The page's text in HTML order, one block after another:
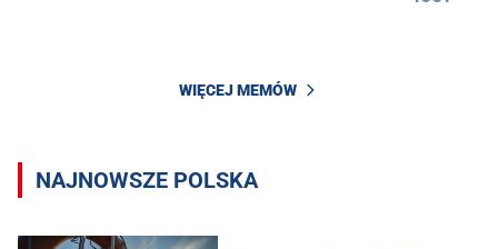
WIĘCEJ MEMÓW
NAJNOWSZE POLSKA